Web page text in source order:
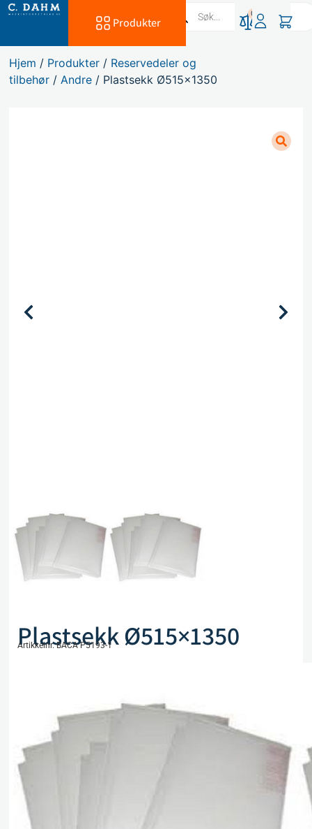
Produkter
0
Hjem / Produkter / Reservedeler og
tilbehør /Andre / Plastsekk Ø515×1350
Plastsekk Ø515×1350
Artikkelnr. BACA P5193-1
Legg i handlekurv
Beskrivelse